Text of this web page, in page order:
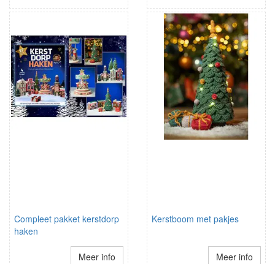
Compleet pakket kerstdorp
haken
Meer info
Kerstboom met pakjes
Meer info